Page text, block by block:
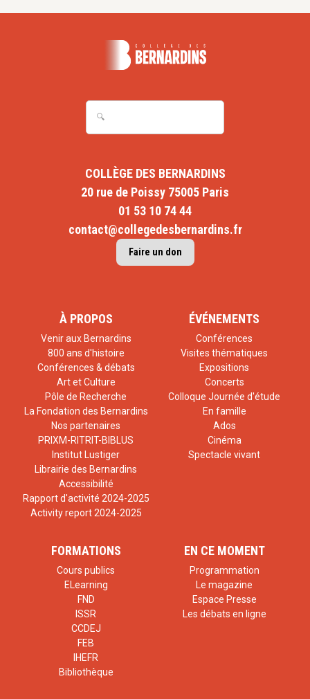
COLLÈGE DES BERNARDINS
20 rue de Poissy 75005 Paris
01 53 10 74 44
contact@collegedesbernardins.fr
Faire un don
À PROPOS
Venir aux Bernardins
800 ans d'histoire
Conférences & débats
Art et Culture
Pôle de Recherche
La Fondation des Bernardins
Nos partenaires
PRIXM-RITRIT-BIBLUS
Institut Lustiger
Librairie des Bernardins
Accessibilité
Rapport d'activité 2024-2025
Activity report 2024-2025
ÉVÉNEMENTS
Conférences
Visites thématiques
Expositions
Concerts
Colloque Journée d'étude
En famille
Ados
Cinéma
Spectacle vivant
FORMATIONS
Cours publics
ELearning
FND
ISSR
CCDEJ
FEB
IHEFR
Bibliothèque
EN CE MOMENT
Programmation
Le magazine
Espace Presse
Les débats en ligne